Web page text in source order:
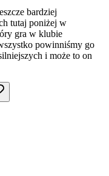
bardziej
tutaj poniżej w
gra w klubie
powinniśmy go
i może to on